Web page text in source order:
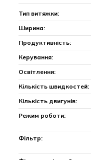
Тип витяжки:
Ширина:
Продуктивність:
Керування:
Освітлення:
Кількість швидкостей:
Кількість двигунів:
Режим роботи:
Фільтр: